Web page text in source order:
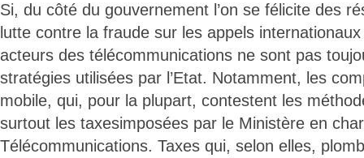
Si, du côté du gouvernement l’on se félicite des
lutte contre la fraude sur les appels
acteurs des télécommunications ne sont pas
stratégies utilisées par l’Etat. Notamment, les
mobile, qui, pour la plupart, contestent les
surtout les taxesimposées par le Ministère en
Télécommunications. Taxes qui, selon elles,